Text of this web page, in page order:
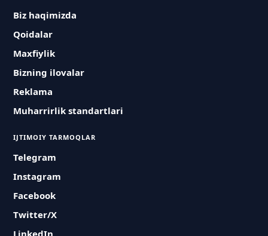
Biz haqimizda
Qoidalar
Maxfiylik
Bizning ilovalar
Reklama
Muharrirlik standartlari
IJTIMOIY TARMOQLAR
Telegram
Instagram
Facebook
Twitter/X
LinkedIn